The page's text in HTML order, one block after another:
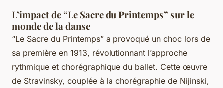
L’impact de “Le Sacre du Printemps” sur le
monde de la danse
“Le Sacre du Printemps” a provoqué un choc lors de
sa première en 1913, révolutionnant l’approche
rythmique et chorégraphique du ballet. Cette œuvre
de Stravinsky, couplée à la chorégraphie de Nijinski,